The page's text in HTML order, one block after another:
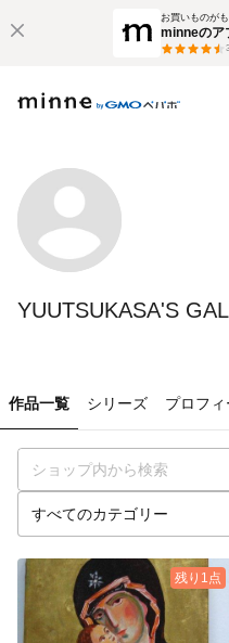
お買いものが
minneのア
YUUTSUKASA'S
作品一覧 シリーズ プロフ
残り1点